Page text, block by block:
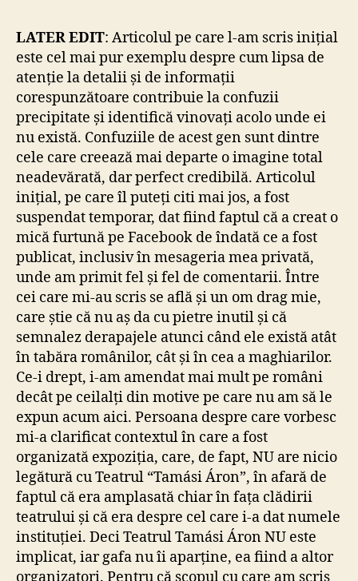
nașterea
lui Tamási
Áron
LATER EDIT: Articolul pe care l-am scris inițial
este cel mai pur exemplu despre cum lipsa de
atenție la detalii și de informații
corespunzătoare contribuie la confuzii
precipitate și identifică vinovați acolo unde ei
nu există. Confuziile de acest gen sunt dintre
cele care creează mai departe o imagine total
neadevărată, dar perfect credibilă. Articolul
inițial, pe care îl puteți citi mai jos, a fost
suspendat temporar, dat fiind faptul că a creat o
mică furtună pe Facebook de îndată ce a fost
publicat, inclusiv în mesageria mea privată,
unde am primit fel și fel de comentarii. Între
cei care mi-au scris se află și un om drag mie,
care știe că nu aș da cu pietre inutil și că
semnalez derapajele atunci când ele există atât
în tabăra românilor, cât și în cea a maghiarilor.
Ce-i drept, i-am amendat mai mult pe români
decât pe ceilalți din motive pe care nu am să le
expun acum aici. Persoana despre care vorbesc
mi-a clarificat contextul în care a fost
organizată expoziția, care, de fapt, NU are nicio
legătură cu Teatrul “Tamási Áron”, în afară de
faptul că era amplasată chiar în fața clădirii
teatrului și că era despre cel care i-a dat numele
instituției. Deci Teatrul Tamási Áron NU este
implicat, iar gafa nu îi aparține, ea fiind a altor
organizatori. Pentru că scopul cu care am scris